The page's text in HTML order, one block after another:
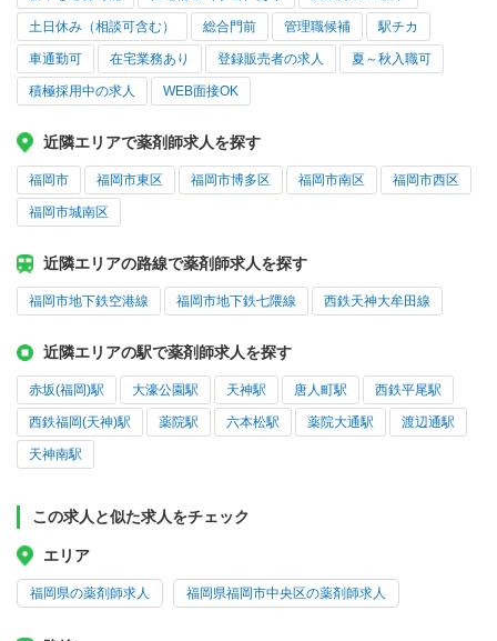
土日休み（相談可含む） 総合門前 管理職候補 駅チカ
車通勤可 在宅業務あり 登録販売者の求人 夏～秋入職可
積極採用中の求人 WEB面接OK
近隣エリアで薬剤師求人を探す
福岡市 福岡市東区 福岡市博多区 福岡市南区 福岡市西区
福岡市城南区
近隣エリアの路線で薬剤師求人を探す
福岡市地下鉄空港線 福岡市地下鉄七隈線 西鉄天神大牟田線
近隣エリアの駅で薬剤師求人を探す
赤坂(福岡)駅 大濠公園駅 天神駅 唐人町駅 西鉄平尾駅
西鉄福岡(天神)駅 薬院駅 六本松駅 薬院大通駅 渡辺通駅
天神南駅
この求人と似た求人をチェック
エリア
福岡県の薬剤師求人 福岡県福岡市中央区の薬剤師求人